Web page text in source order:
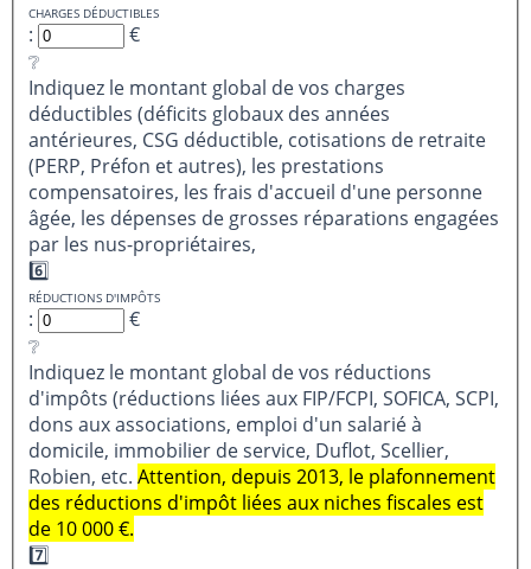
CHARGES DÉDUCTIBLES
:
€
❔
Indiquez le montant global de vos charges
déductibles (déficits globaux des années
antérieures, CSG déductible, cotisations de retraite
(PERP, Préfon et autres), les prestations
compensatoires, les frais d'accueil d'une personne
âgée, les dépenses de grosses réparations engagées
par les nus-propriétaires,
6️⃣
RÉDUCTIONS D'IMPÔTS
:
€
❔
Indiquez le montant global de vos réductions
d'impôts (réductions liées aux FIP/FCPI, SOFICA, SCPI,
dons aux associations, emploi d'un salarié à
domicile, immobilier de service, Duflot, Scellier,
Robien, etc. Attention, depuis 2013, le plafonnement
des réductions d'impôt liées aux niches fiscales est
de 10 000 €.
7️⃣